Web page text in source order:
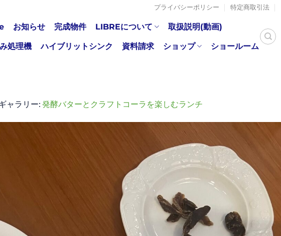
プライバシーポリシー 特定商取引法
お知らせ 完成物件 LIBREについて 取扱説明(動画)
処理機 ハイブリットシンク 資料請求 ショップ ショールーム
ャラリー: 発酵バターとクラフトコーラを楽しむランチ